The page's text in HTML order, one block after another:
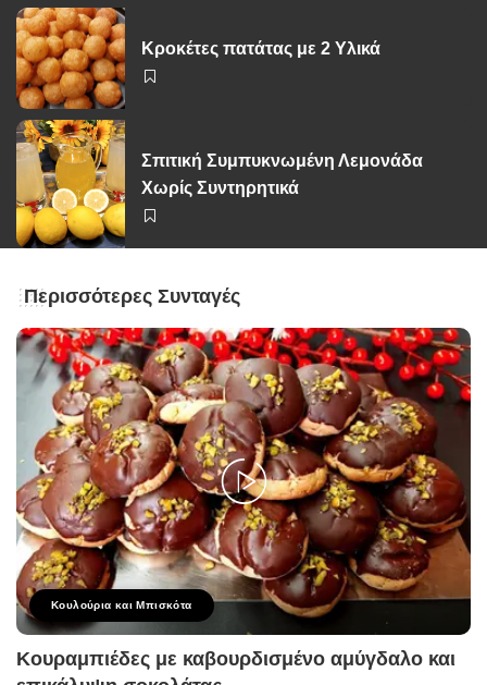
Posted
by
George Zolis 17 Σεπτεμβρίου 2024
Κροκέτες πατάτας με 2 Υλικά
Σπιτική Συμπυκνωμένη Λεμονάδα
Χωρίς Συντηρητικά
Περισσότερες Συνταγές
Κουλούρια και Μπισκότα
Κουραμπιέδες με καβουρδισμένο αμύγδαλο και